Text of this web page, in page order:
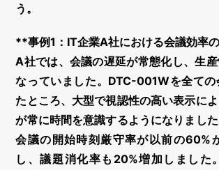
う。
**事例1：IT企業A社における会議効率
A社では、会議の遅延が常態化し、生
なっていました。DTC-001Wを全ての
たところ、大型で視認性の高い表示に
が常に時間を意識するようになりました
会議の開始時刻厳守率が以前の60%
し、議題消化率も20%増加しました